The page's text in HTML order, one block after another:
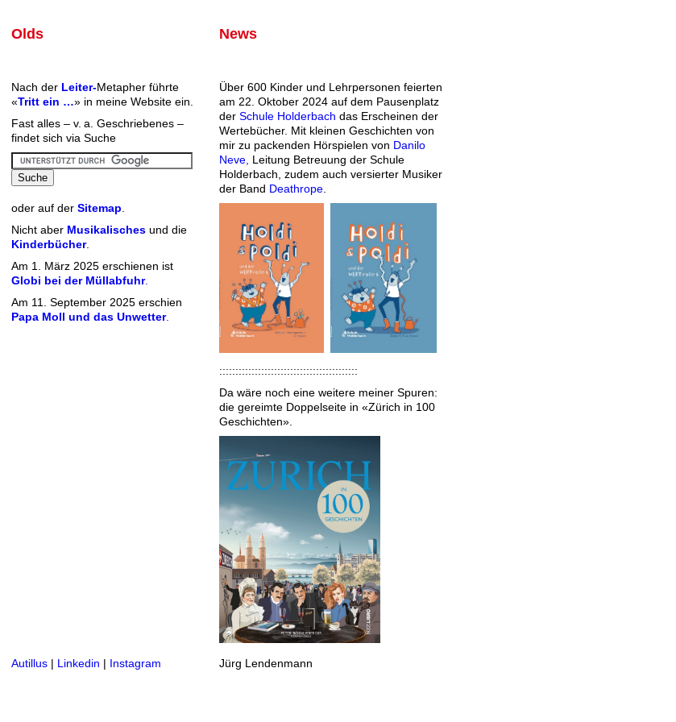
Olds News
Nach der Leiter-Metapher führte
«Tritt ein …» in meine Website ein.
Fast alles – v. a. Geschriebenes –
findet sich via Suche
oder auf der Sitemap
Nicht aber Musikalisches und die
Kinderbücher.
Am 1. März 2025 erschienen ist
Globi bei der Müllabfuhr.
Am 11. September 2025 erschien
Papa Moll und das Unwetter.
Über 600 Kinder und Lehrpersonen feierten
am 22. Oktober 2024 auf dem Pausenplatz
der Schule Holderbach das Erscheinen der
Wertebücher. Mit kleinen Geschichten von
mir zu packenden Hörspielen von Danilo
Neve, Leitung Betreuung der Schule
Holderbach, zudem auch versierter Musiker
der Band Deathrope
:::::::::::::::::::::::::::::::::::::::::::
Da wäre noch eine weitere meiner Spuren:
die gereimte Doppelseite in «Zürich in 100
Geschichten».
Autillus | Linkedin | Instagram Jürg Lendenmann